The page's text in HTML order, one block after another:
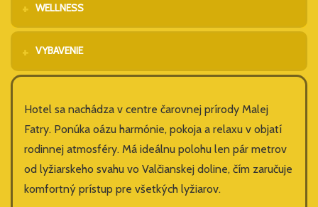
WELLNESS
VYBAVENIE
Hotel sa nachádza v centre čarovnej prírody Malej
Fatry. Ponúka oázu harmónie, pokoja a relaxu v objatí
rodinnej atmosféry. Má ideálnu polohu len pár metrov
od lyžiarskeho svahu vo Valčianskej doline, čím zaručuje
komfortný prístup pre všetkých lyžiarov.